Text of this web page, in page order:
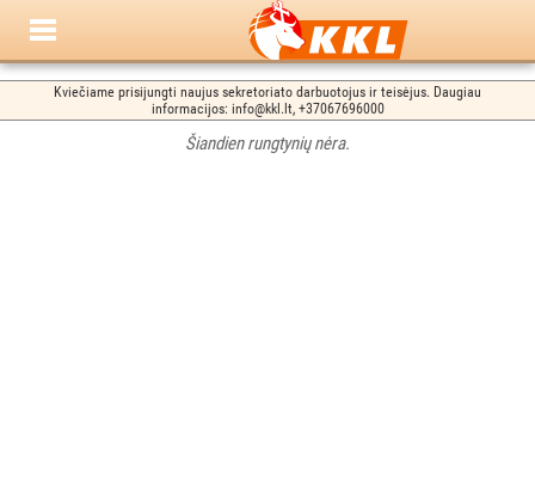
Kviečiame prisijungti naujus sekretoriato darbuotojus ir teisėjus. Daugiau
informacijos: info@kkl.lt, +37067696000
Šiandien rungtynių nėra.